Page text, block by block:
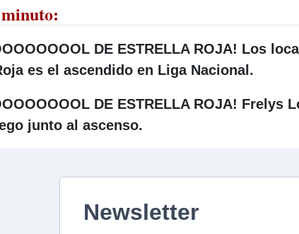
DE ESTRELLA ROJA! Los
es el ascendido en Liga Nacional.
DE ESTRELLA ROJA! Frelys
junto al ascenso.